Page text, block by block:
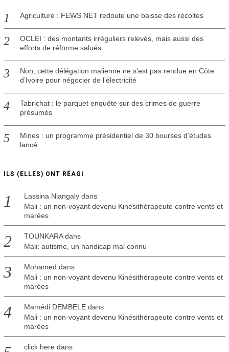
Agriculture : FEWS NET redoute une baisse des récoltes
OCLEI : des montants irréguliers relevés, mais aussi des
efforts de réforme salués
Non, cette délégation malienne ne s’est pas rendue en Côte
d’Ivoire pour négocier de l’électricité
Tabrichat : le parquet enquête sur des crimes de guerre
présumés
Mines : un programme présidentiel de 30 bourses d’études
lancé
ILS (ELLES) ONT RÉAGI
Lassina Niangalydans
Mali : un non-voyant devenu Kinésithérapeute contre vents et
marées
TOUNKARAdans
Mali: autisme, un handicap mal connu
Mohamed dans
Mali : un non-voyant devenu Kinésithérapeute contre vents et
marées
Mamédi DEMBELEdans
Mali : un non-voyant devenu Kinésithérapeute contre vents et
marées
click here dans